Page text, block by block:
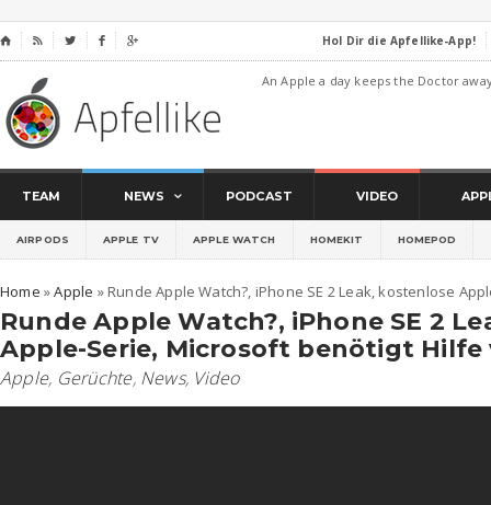
⌂     Hol Dir die Apfellike-App!
An Apple a day keeps the Doctor
TEAM NEWS PODCAST VIDEO
AIRPODS APPLE TV APPLE WATCH HOMEKIT HOMEPOD
Home »Apple » Runde Apple Watch?, iPhone SE 2 Leak, kostenlose
Runde Apple Watch?, iPhone SE 2
Apple-Serie, Microsoft benötigt Hilfe
Apple, Gerüchte, News, Video